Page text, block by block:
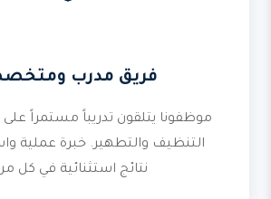
فريق مدرب
موظفونا يتلقون تدريباً مستمراً
التنظيف والتطهير. خبرة عملية
نتائج استثنائية في كل